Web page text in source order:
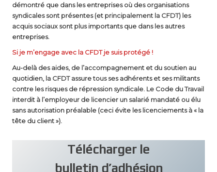
démontré que dans les entreprises où des organisations
syndicales sont présentes (et principalement la CFDT) les
acquis sociaux sont plus importants que dans les autres
entreprises.
Si je m’engage avec la CFDT je suis protégé !
Au-delà des aides, de l’accompagnement et du soutien au
quotidien, la CFDT assure tous ses adhérents et ses militants
contre les risques de répression syndicale. Le Code du Travail
interdit à l’employeur de licencier un salarié mandaté ou élu
sans autorisation préalable (ceci évite les licenciements à « la
tête du client »).
Télécharger le
bulletin d’adhésion